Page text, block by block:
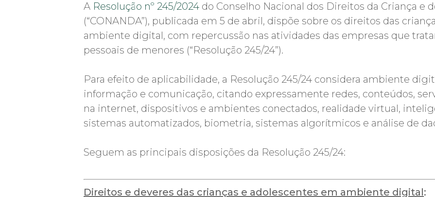
A Resolução nº 245/2024 do Conselho Nacional dos Direitos da Criança e
(“CONANDA”), publicada em 5 de abril, dispõe sobre os direitos das
ambiente digital, com repercussão nas atividades das empresas que
pessoais de menores (“Resolução 245/24”).
Para efeito de aplicabilidade, a Resolução 245/24 considera ambiente
informação e comunicação, citando expressamente redes, conteúdos,
na internet, dispositivos e ambientes conectados, realidade virtual,
sistemas automatizados, biometria, sistemas algorítmicos e análise de
Seguem as principais disposições da Resolução 245/24:
Direitos e deveres das crianças e adolescentes em ambiente digital: